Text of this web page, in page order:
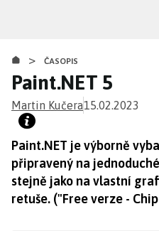
obsahu
> ČASOPIS
Paint.NET 5
Martin Kučera15.02.2023
Paint.NET je výborně
připravený na
stejně jako na vlastní
retuše. ("Free verze -